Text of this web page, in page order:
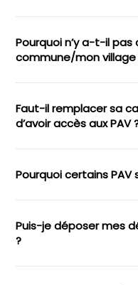
Pourquoi n’y a-t-il pas
commune/mon village
Faut-il remplacer sa
d’avoir accès aux PAV
Pourquoi certains
Puis-je déposer mes
?